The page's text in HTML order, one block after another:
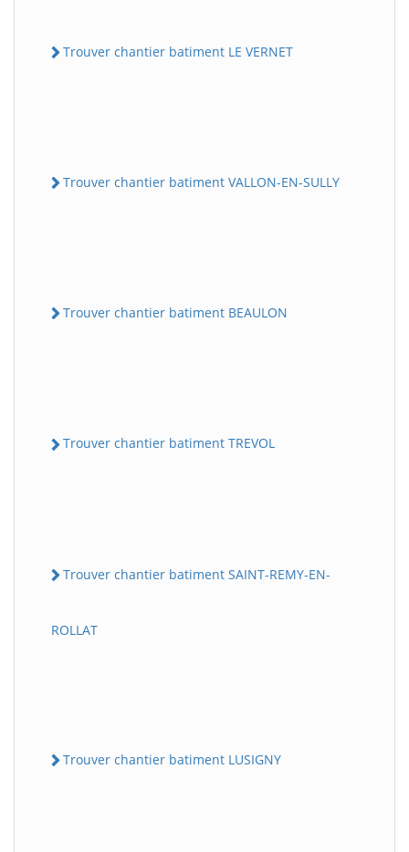
Trouver chantier batiment LE VERNET
Trouver chantier batiment VALLON-EN-SULLY
Trouver chantier batiment BEAULON
Trouver chantier batiment TREVOL
Trouver chantier batiment SAINT-REMY-EN-
ROLLAT
Trouver chantier batiment LUSIGNY